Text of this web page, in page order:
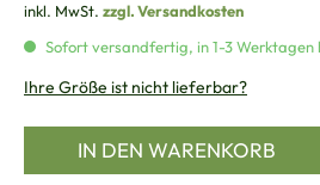
inkl. MwSt. zzgl. Versandkosten
Sofort versandfertig, in 1-3 Werktagen
Ihre Größe ist nicht lieferbar?
IN DEN WARENKORB